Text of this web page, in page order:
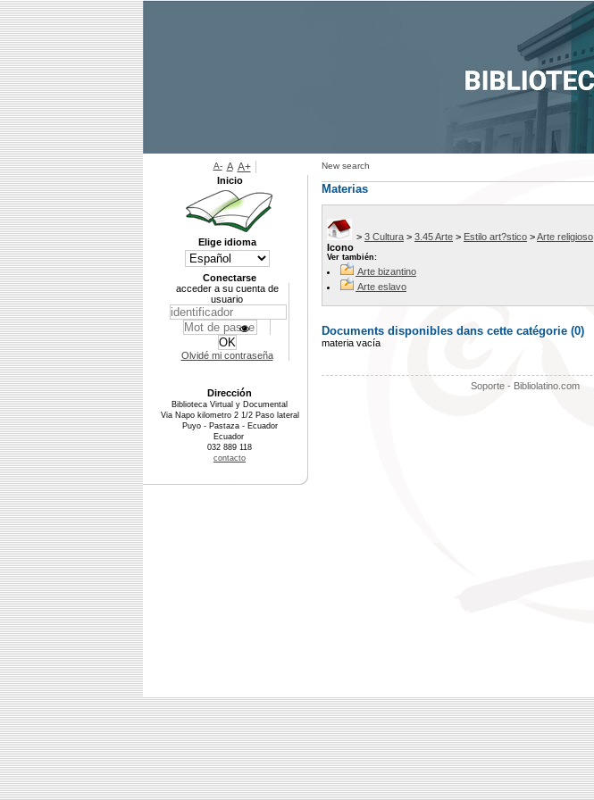
New search
Materias
> 3 Cultura > 3.45 Arte > Estilo art?stico >Arte religioso
Icono
Ver también:
Arte bizantino
Arte eslavo
Documents disponibles dans cette catégorie (0)
materia vacía
Soporte - Bibliolatino.com
A- A A+
Inicio
Elige idioma
Conectarse
acceder a su cuenta de
usuario
Olvidé mi contraseña
Dirección
Biblioteca Virtual y Documental
Via Napo kilometro 2 1/2 Paso lateral
Puyo - Pastaza - Ecuador
Ecuador
032 889 118
contacto